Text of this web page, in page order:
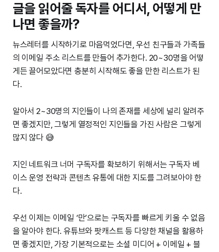
글을 읽어줄 독자를 어디서, 어떻게 만
나면 좋을까?
뉴스레터를 시작하기로 마음먹었다면, 우선 친구들과 가족들
의 이메일 주소 리스트를 만들어 추가한다. 20~30명을 어떻
게든 끌어모았다면 충분히 시작해도 좋을 만한 리스트가 된
다.
알아서 2~30명의 지인들이 나의 존재를 세상에 널리 알려주
면 좋겠지만, 그렇게 열정적인 지인들을 가진 사람은 그렇게
많지 않다 😅
지인 네트워크 너머 구독자를 확보하기 위해서는 구독자 베
이스 운영 전략과 콘텐츠 유통에 대한 지도를 그려보아야 한
다.
우선 이제는 이메일 ‘만’으로는 구독자를 빠르게 키울 수 없음
을 알아야 한다. 유튜브와 팟캐스트 등 다양한 채널을 활용하
면 좋겠지만, 가장 기본적으로는 소셜 미디어 + 이메일 + 블